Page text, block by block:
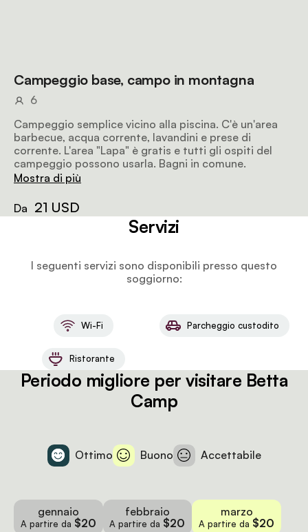
Campeggio base, campo in montagna
6
Campeggio semplice vicino alla piscina. C'è un'area
barbecue, acqua corrente, lavandini e prese di
corrente. L'area "Lapa" è gratis e tutti gli ospiti del
campeggio possono usarla. Bagni in comune.
Mostra di più
Da 21 USD
Servizi
I seguenti servizi sono disponibili presso questo
soggiorno:
Wi-Fi Parcheggio custodito
Ristorante
Periodo migliore per visitare Betta
Camp
Ottimo Buono Accettabile
gennaio
A partire da $20
febbraio
A partire da $20
marzo
A partire da $20